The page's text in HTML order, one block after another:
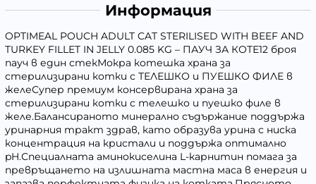
Информация
OPTIMEAL POUCH ADULT CAT STERILISED WITH BEEF AND
TURKEY FILLET IN JELLY 0.085 KG – ПАУЧ ЗА КОТЕ12 броя
пауч в един стекМокра котешка храна за
стерилизирани котки с ТЕЛЕШКО и ПУЕШКО ФИЛЕ в
желеСупер премиум консервирана храна за
стерилизирани котки с телешко и пуешко филе в
желе.Балансираното минерално съдържание поддържа
уринарния тракт здрав, като образува урина с ниска
концентрация на кристали и поддържа оптимално
pH.Специалната аминокиселина L-карнитин помага за
превръщането на излишната мастна маса в енергия и